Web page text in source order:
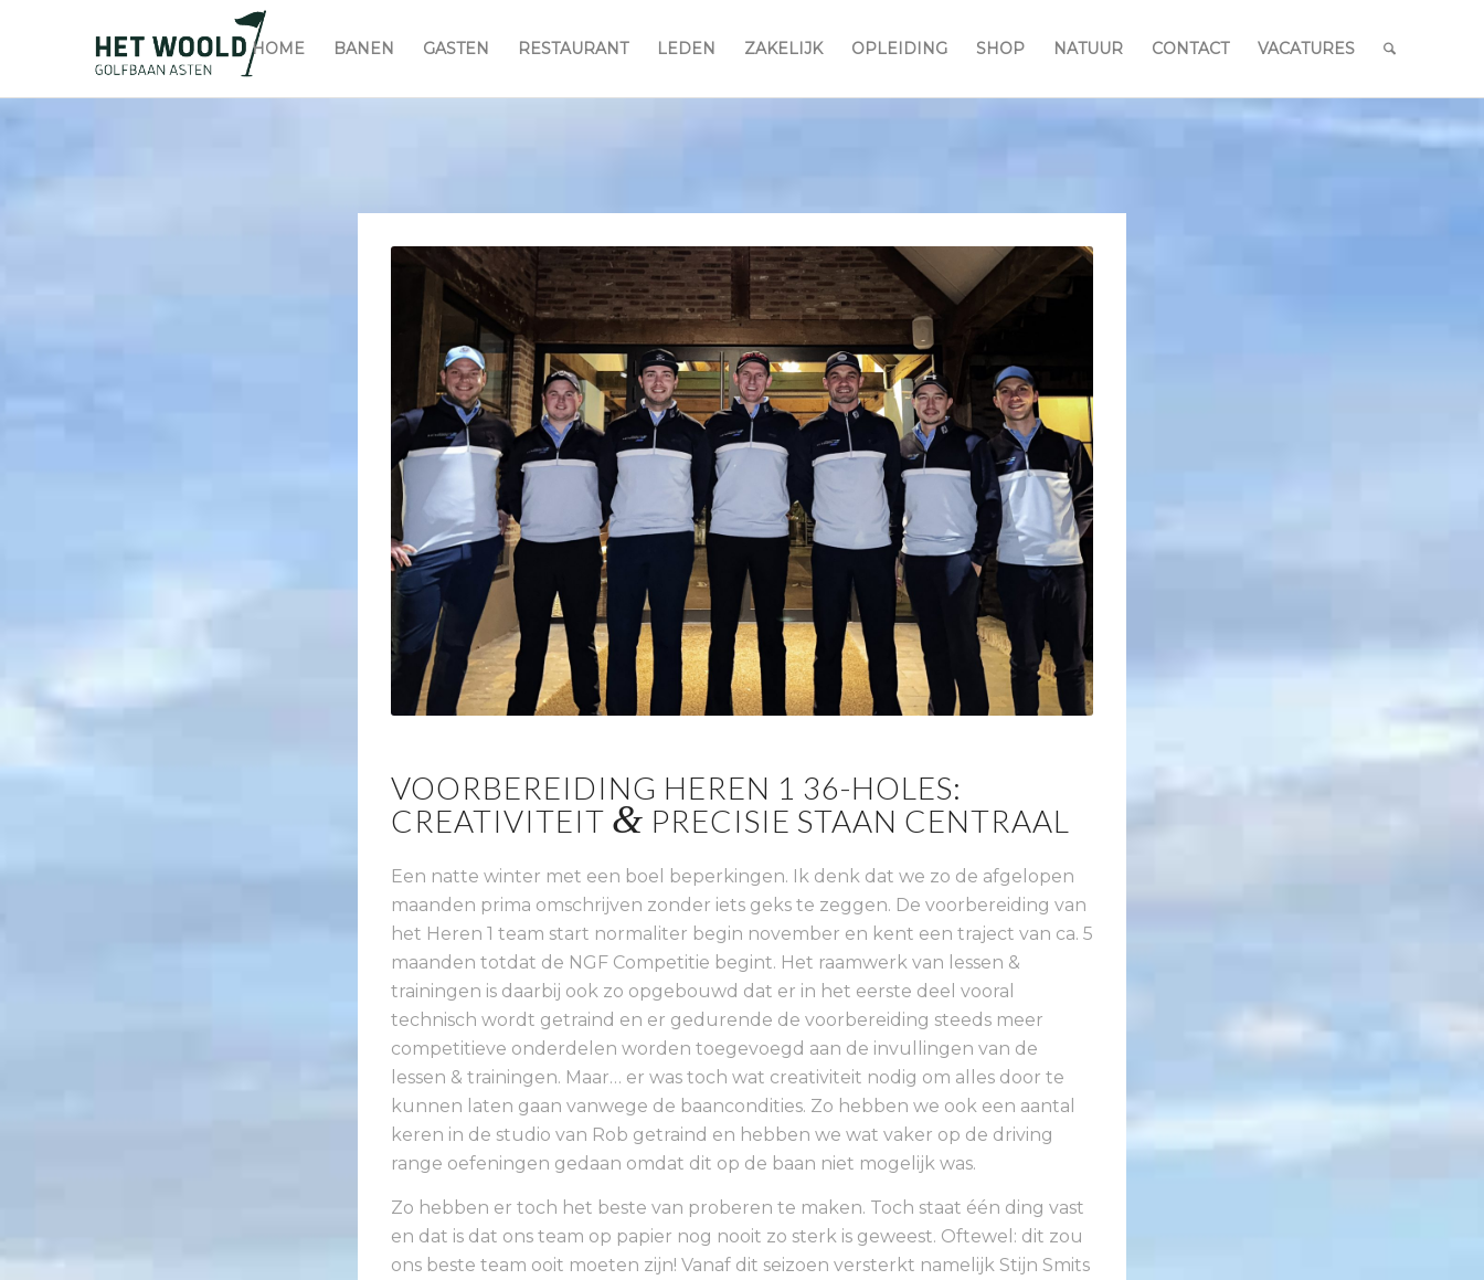
HOME BANEN GASTEN RESTAURANT LEDEN ZAKELIJK OPLEIDING SHOP NATUUR CONTACT VACATURES
VOORBEREIDING HEREN 1 36-HOLES:
CREATIVITEIT & PRECISIE STAAN CENTRAAL
Een natte winter met een boel beperkingen. Ik denk dat we zo de afgelopen
maanden prima omschrijven zonder iets geks te zeggen. De voorbereiding van
het Heren 1 team start normaliter begin november en kent een traject van ca. 5
maanden totdat de NGF Competitie begint. Het raamwerk van lessen &
trainingen is daarbij ook zo opgebouwd dat er in het eerste deel vooral
technisch wordt getraind en er gedurende de voorbereiding steeds meer
competitieve onderdelen worden toegevoegd aan de invullingen van de
lessen & trainingen. Maar… er was toch wat creativiteit nodig om alles door te
kunnen laten gaan vanwege de baancondities. Zo hebben we ook een aantal
keren in de studio van Rob getraind en hebben we wat vaker op de driving
range oefeningen gedaan omdat dit op de baan niet mogelijk was.
Zo hebben er toch het beste van proberen te maken. Toch staat één ding vast
en dat is dat ons team op papier nog nooit zo sterk is geweest. Oftewel: dit zou
ons beste team ooit moeten zijn! Vanaf dit seizoen versterkt namelijk Stijn Smits